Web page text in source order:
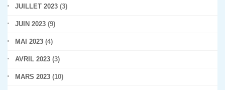
JUILLET 2023 (3)
JUIN 2023 (9)
MAI 2023 (4)
AVRIL 2023 (3)
MARS 2023 (10)